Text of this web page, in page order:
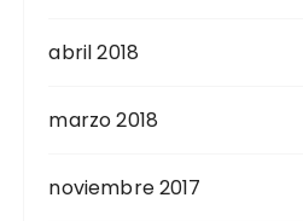
abril 2018
marzo 2018
noviembre 2017